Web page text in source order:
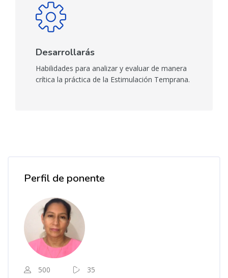
Desarrollarás
Habilidades para analizar y evaluar de manera
crítica la práctica de la Estimulación Temprana.
Perfil de ponente
500 35